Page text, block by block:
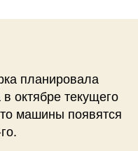
планировала
октябре текущего
машины появятся